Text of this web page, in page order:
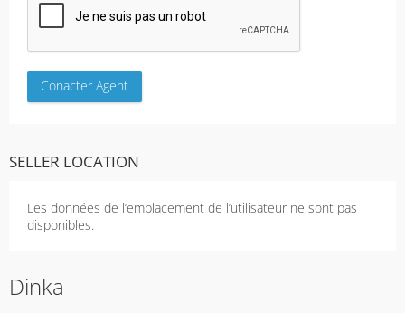
SELLER LOCATION
Les données de l’emplacement de l’utilisateur ne sont pas
disponibles.
Dinka